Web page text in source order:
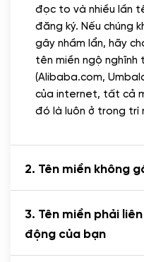
đọc to và nhiều lần
đăng ký. Nếu chúng
gây nhầm lẩn, hãy
tên miền ngộ nghĩnh
(Alibaba.com,
của internet, tất cả
đó là luôn ở trong trí
2. Tên miền không
3. Tên miền phải
động của bạn